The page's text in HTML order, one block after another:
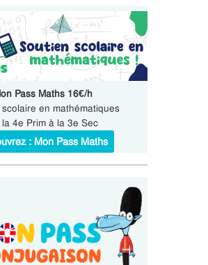
Pass Maths 16€/h
en mathématiques
4e Prim à la 3e Sec
: Mon Pass Maths